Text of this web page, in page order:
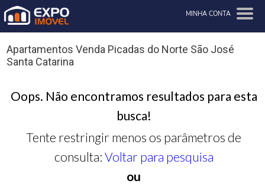
MINHA CONTA
Apartamentos Venda Picadas do Norte São José
Santa Catarina
Oops. Não encontramos resultados para esta
busca!
Tente restringir menos os parâmetros de
consulta: Voltar para pesquisa
ou